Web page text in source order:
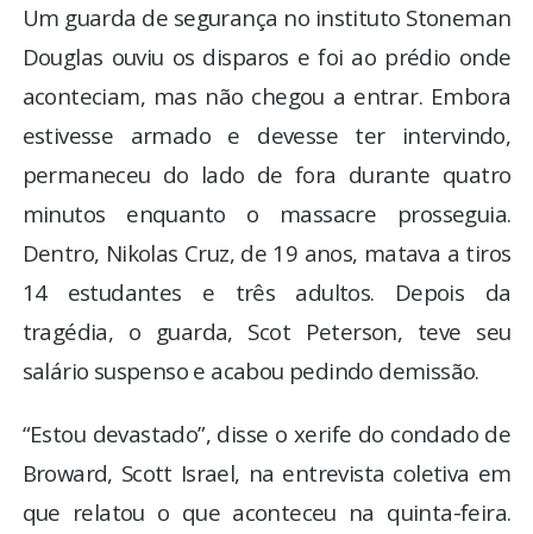
COLUNISTAS
Um guarda de segurança no instituto Stoneman
Douglas ouviu os disparos e foi ao prédio onde
aconteciam, mas não chegou a entrar. Embora
estivesse armado e devesse ter intervindo,
permaneceu do lado de fora durante quatro
minutos enquanto o massacre prosseguia.
Dentro, Nikolas Cruz, de 19 anos, matava a tiros
14 estudantes e três adultos. Depois da
tragédia, o guarda, Scot Peterson, teve seu
salário suspenso e acabou pedindo demissão.
“Estou devastado”, disse o xerife do condado de
Broward, Scott Israel, na entrevista coletiva em
que relatou o que aconteceu na quinta-feira.